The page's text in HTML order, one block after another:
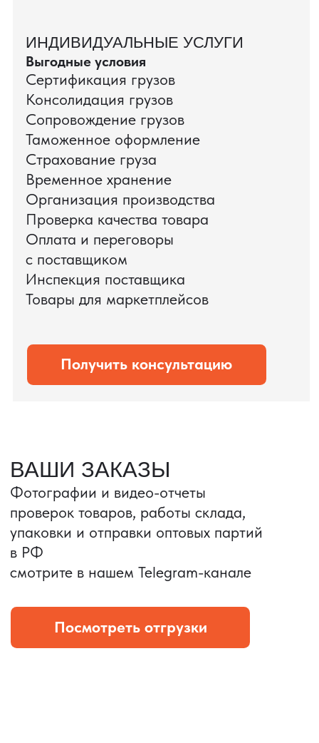
КЕЙС ПАО «РОСТЕЛЕКОМ»
ПАО «Ростелеком» доверяет нам полный
цикл международных поставок — от
поиска и проверки поставщиков до
доставки оборудования.
Мы обеспечили полный цикл работ:
проверку продукции, логистику,
таможенное оформление и контроль
сроков. В результате все товары были
доставлены точно в срок и без
дополнительных рисков.
PRO TORG — проверенный партнёр по
международной логистике для ведущих
федеральных компаний.
Портативные колонки
Колонка с шнуром
зарядным, без коробки
и ложемента (эвы).
Магнитная зарядка 3в1.
15w.
Комплект: устройство +
провод Type C.
КОНТРОЛЬ КАЧЕСТВА
Проверка по ТЗ включает: